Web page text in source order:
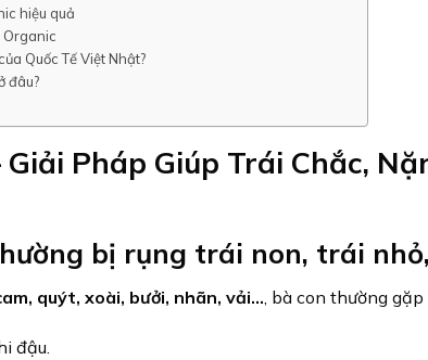
hiệu quả
Organic
Quốc Tế Việt Nhật?
đâu?
Pháp Giúp Trái Chắc,
bị rụng trái non, trái
quýt, xoài, bưởi, nhãn, vải…, bà con thường
đậu.